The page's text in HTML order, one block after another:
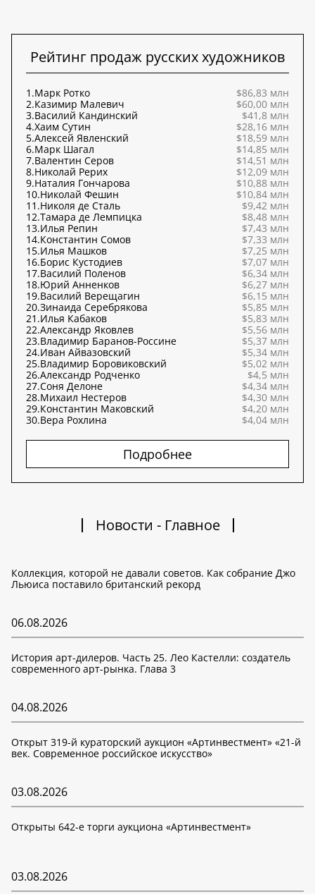
Рейтинг продаж русских художников
1.Марк Ротко
$86,83 млн
2.Казимир Малевич
$60,00 млн
3.Василий Кандинский
$41,8 млн
4.Хаим Сутин
$28,16 млн
5.Алексей Явленский
$18,59 млн
6.Марк Шагал
$14,85 млн
7.Валентин Серов
$14,51 млн
8.Николай Рерих
$12,09 млн
9.Наталия Гончарова
$10,88 млн
10.Николай Фешин
$10,84 млн
11.Николя де Сталь
$9,42 млн
12.Тамара де Лемпицка
$8,48 млн
13.Илья Репин
$7,43 млн
14.Константин Сомов
$7,33 млн
15.Илья Машков
$7,25 млн
16.Борис Кустодиев
$7,07 млн
17.Василий Поленов
$6,34 млн
18.Юрий Анненков
$6,27 млн
19.Василий Верещагин
$6,15 млн
20.Зинаида Серебрякова
$5,85 млн
21.Илья Кабаков
$5,83 млн
22.Александр Яковлев
$5,56 млн
23.Владимир Баранов-Россине
$5,37 млн
24.Иван Айвазовский
$5,34 млн
25.Владимир Боровиковский
$5,02 млн
26.Александр Родченко
$4,5 млн
27.Соня Делоне
$4,34 млн
28.Михаил Нестеров
$4,30 млн
29.Константин Маковский
$4,20 млн
30.Вера Рохлина $4,04 млн
Подробнее
Новости - Главное
Коллекция, которой не давали советов. Как собрание Джо
Льюиса поставило британский рекорд
06.08.2026
История арт-дилеров. Часть 25. Лео Кастелли: создатель
современного арт-рынка. Глава 3
04.08.2026
Открыт 319-й кураторский аукцион «Артинвестмент» «21-й
век. Современное российское искусство»
03.08.2026
Открыты 642-е торги аукциона «Артинвестмент»
03.08.2026